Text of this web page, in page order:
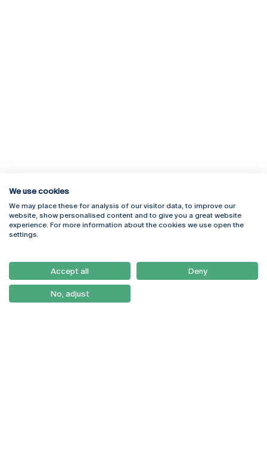
Rua Diogo Botelho 1327
4169-005 Porto
+351 226 196 240
Campus Online
Webmail
Como Chegar
Newsletter
We use cookies
We may place these for analysis of our visitor data, to improve our
website, show personalised content and to give you a great website
experience. For more information about the cookies we use open the
settings.
Accept all Deny
No, adjust